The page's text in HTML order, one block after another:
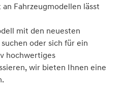
Fahrzeugmodellen lässt
mit den neuesten
oder sich für ein
hochwertiges
wir bieten Ihnen eine